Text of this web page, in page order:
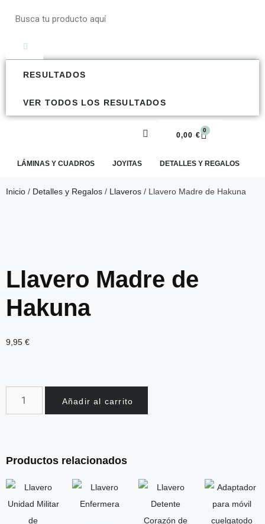
RESULTADOS
VER TODOS LOS RESULTADOS
0,00 €
0
LÁMINAS Y CUADROS JOYITAS DETALLES Y REGALOS
Inicio / Detalles y Regalos / Llaveros / Llavero Madre de Hakuna
Llavero Madre de
Hakuna
9,95 €
Añadir al carrito
Productos relacionados